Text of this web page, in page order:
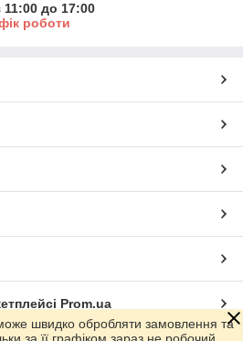
до 17:00
роботи
Prom.ua
швидко обробляти замовлення та